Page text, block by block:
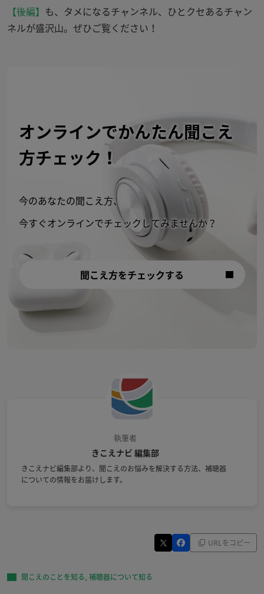
【後編】 も、タメになるチャンネル、ひとクセあるチャン
ネルが盛沢山。ぜひご覧ください！
オンラインでかんたん聞こえ
方チェック！
今のあなたの聞こえ方、
今すぐオンラインでチェックしてみませんか？
聞こえ方をチェックする
執筆者
きこえナビ 編集部
きこえナビ編集部より、聞こえのお悩みを解決する方法、補聴器
についての情報をお届けします。
URLをコピー
聞こえのことを知る, 補聴器について知る